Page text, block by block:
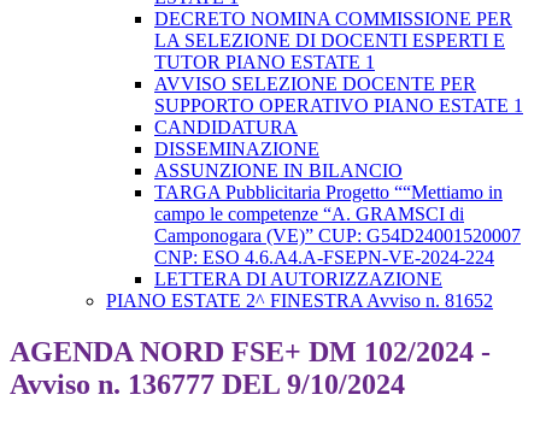
DECRETO NOMINA COMMISSIONE PER
LA SELEZIONE DI DOCENTI ESPERTI E
TUTOR PIANO ESTATE 1
AVVISO SELEZIONE DOCENTE PER
SUPPORTO OPERATIVO PIANO ESTATE 1
CANDIDATURA
DISSEMINAZIONE
ASSUNZIONE IN BILANCIO
TARGA Pubblicitaria Progetto ““Mettiamo in
campo le competenze “A. GRAMSCI di
Camponogara (VE)” CUP: G54D24001520007
CNP: ESO 4.6.A4.A-FSEPN-VE-2024-224
LETTERA DI AUTORIZZAZIONE
PIANO ESTATE 2^ FINESTRA Avviso n. 81652
AGENDA NORD FSE+ DM 102/2024 -
Avviso n. 136777 DEL 9/10/2024